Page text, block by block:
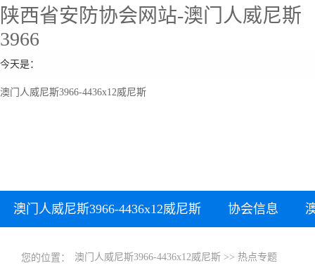
陕西省安防协会网站-澳门人威尼斯
3966
今天是：
澳门人威尼斯3966-4436x12威尼斯
澳门人威尼斯3966-4436x12威尼斯 协会信息
您的位置： 澳门人威尼斯3966-4436x12威尼斯 >> 热点专题